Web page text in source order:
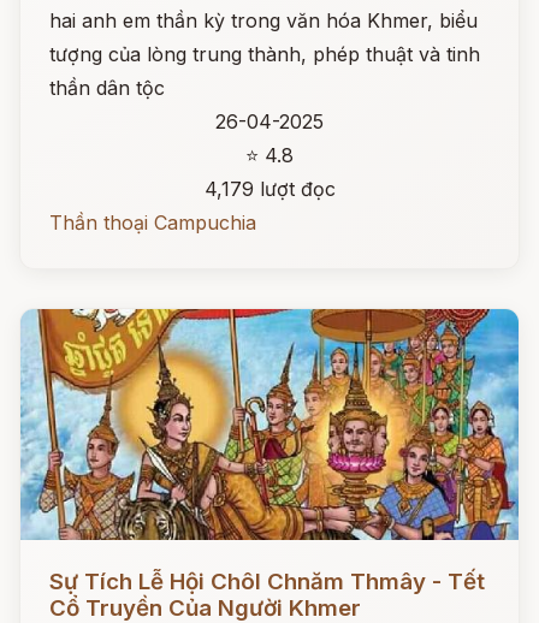
hai anh em thần kỳ trong văn hóa Khmer, biểu
tượng của lòng trung thành, phép thuật và tinh
thần dân tộc
26-04-2025
⭐ 4.8
4,179 lượt đọc
Thần thoại Campuchia
Sự Tích Lễ Hội Chôl Chnăm Thmây - Tết
Cổ Truyền Của Người Khmer